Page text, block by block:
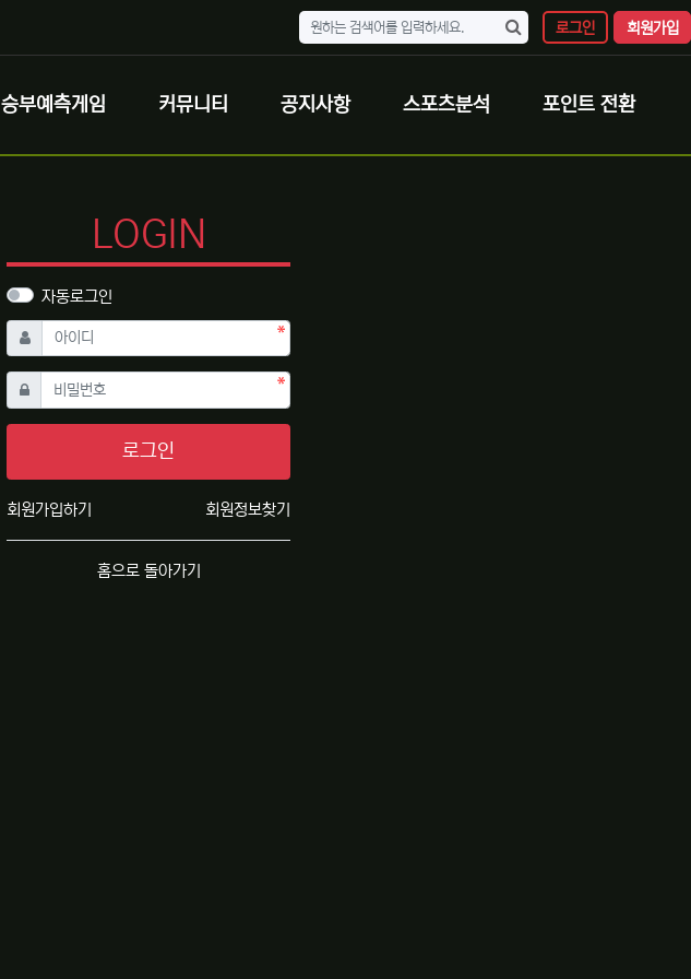
로그인 회원가입
승부예측게임 커뮤니티 공지사항 스포츠분석 포인트 전환
LOGIN
자동로그인
아이디
필수
비밀번호필수
로그인
회원가입하기 회원정보찾기
홈으로 돌아가기